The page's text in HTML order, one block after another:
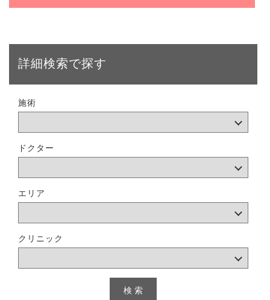
詳細検索で探す
施術
ドクター
エリア
クリニック